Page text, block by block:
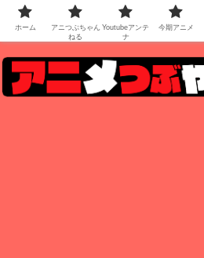
ホーム
アニつぶちゃん
ねる
Youtubeアンテ
ナ
今期アニメ